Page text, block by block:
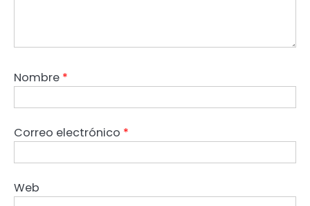
Nombre *
Correo electrónico *
Web